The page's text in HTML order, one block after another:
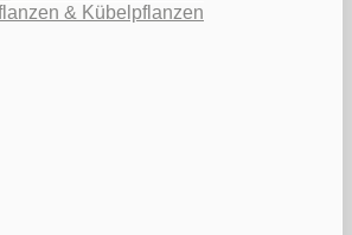
& Kübelpflanzen